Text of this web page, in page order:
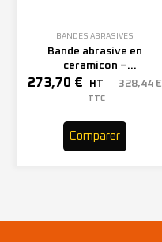
BANDES ABRASIVES
Bande abrasive en
ceramicon –
150mmx2000mm – Grain 40
– 305969 (x10)
273,70 € HT 328,44 €
TTC
Comparer